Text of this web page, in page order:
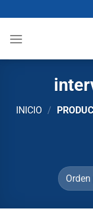
al
contenido
INICIO /